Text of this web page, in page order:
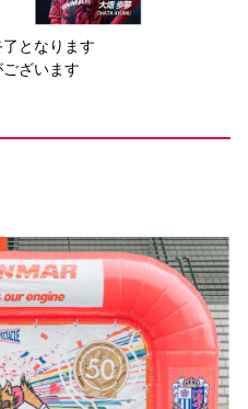
となります
ざいます